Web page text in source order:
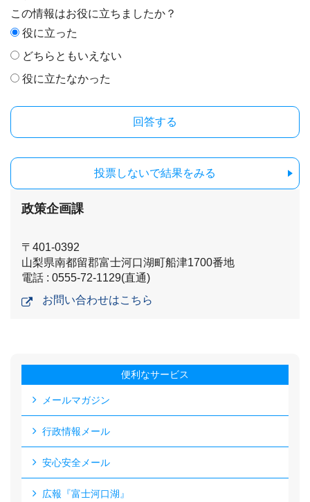
この情報はお役に立ちましたか？
役に立った
どちらともいえない
役に立たなかった
投票しないで結果をみる
政策企画課
〒401-0392
山梨県南都留郡富士河口湖町船津1700番地
電話 : 0555-72-1129(直通)
お問い合わせはこちら
便利なサービス
メールマガジン
行政情報メール
安心安全メール
広報『富士河口湖』